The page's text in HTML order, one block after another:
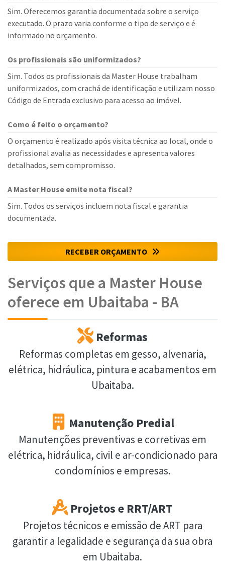
Sim. Oferecemos garantia documentada sobre o serviço
executado. O prazo varia conforme o tipo de serviço e é
informado no orçamento.
Os profissionais são uniformizados?
Sim. Todos os profissionais da Master House trabalham
uniformizados, com crachá de identificação e utilizam nosso
Código de Entrada exclusivo para acesso ao imóvel.
Como é feito o orçamento?
O orçamento é realizado após visita técnica ao local, onde o
profissional avalia as necessidades e apresenta valores
detalhados, sem compromisso.
A Master House emite nota fiscal?
Sim. Todos os serviços incluem nota fiscal e garantia
documentada.
RECEBER ORÇAMENTO
Serviços que a Master House
oferece em Ubaitaba - BA
Reformas
Reformas completas em gesso, alvenaria,
elétrica, hidráulica, pintura e acabamentos em
Ubaitaba.
Manutenção Predial
Manutenções preventivas e corretivas em
elétrica, hidráulica, civil e ar-condicionado para
condomínios e empresas.
Projetos e RRT/ART
Projetos técnicos e emissão de ART para
garantir a legalidade e segurança da sua obra
em Ubaitaba.